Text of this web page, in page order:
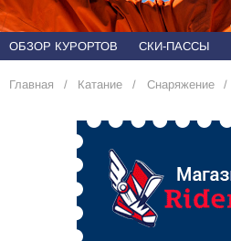
ОБЗОР КУРОРТОВ СКИ-ПАССЫ
Главная Катание Снаряжение